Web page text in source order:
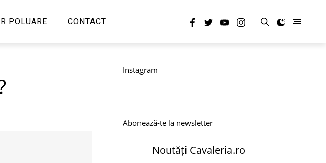
POLUARE CONTACT
Instagram
Abonează-te la newsletter
Noutăți Cavaleria.ro